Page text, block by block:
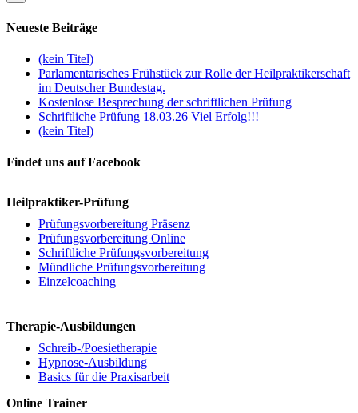
Neueste Beiträge
(kein Titel)
Parlamentarisches Frühstück zur Rolle der Heilpraktikerschaft
im Deutscher Bundestag.
Kostenlose Besprechung der schriftlichen Prüfung
Schriftliche Prüfung 18.03.26 Viel Erfolg!!!
(kein Titel)
Findet uns auf Facebook
Heilpraktiker-Prüfung
Prüfungsvorbereitung Präsenz
Prüfungsvorbereitung Online
Schriftliche Prüfungsvorbereitung
Mündliche Prüfungsvorbereitung
Einzelcoaching
Therapie-Ausbildungen
Schreib-/Poesietherapie
Hypnose-Ausbildung
Basics für die Praxisarbeit
Online Trainer